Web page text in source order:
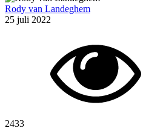
Rody van Landeghem
25 juli 2022
2433